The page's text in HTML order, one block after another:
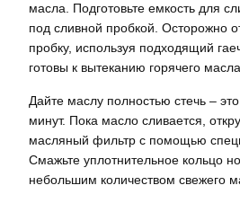
масла. Подготовьте емкость для
под сливной пробкой. Осторожно
пробку, используя подходящий
готовы к вытеканию горячего
Дайте маслу полностью стечь –
минут. Пока масло сливается,
масляный фильтр с помощью
Смажьте уплотнительное кольцо
небольшим количеством свежего